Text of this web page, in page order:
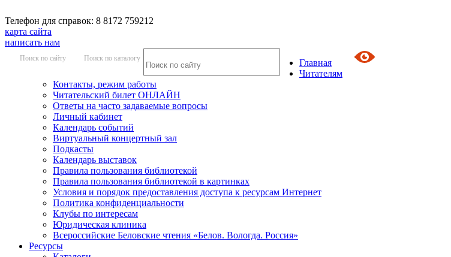
Телефон для справок: 8 8172 759212
карта сайта
написать нам
Поиск по сайту Поиск по каталогу
Главная
Читателям
Контакты, режим работы
Читательский билет ОНЛАЙН
Ответы на часто задаваемые вопросы
Личный кабинет
Календарь событий
Виртуальный концертный зал
Подкасты
Календарь выставок
Правила пользования библиотекой
Правила пользования библиотекой в картинках
Условия и порядок предоставления доступа к ресурсам Интернет
Политика конфиденциальности
Клубы по интересам
Юридическая клиника
Всероссийские Беловские чтения «Белов. Вологда. Россия»
Ресурсы